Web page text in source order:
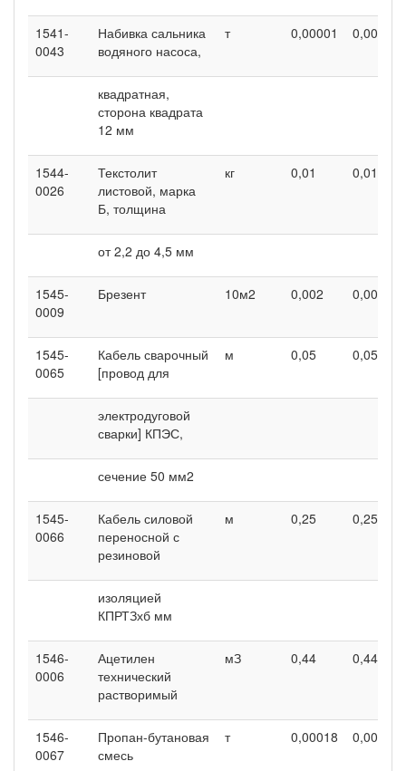
1541-
0043
Набивка сальника
водяного насоса,
т 0,00001 0,00001
квадратная,
сторона квадрата
12 мм
1544-
0026
Текстолит
листовой, марка
Б, толщина
кг 0,01 0,01
от 2,2 до 4,5 мм
1545-
0009
Брезент 10м2 0,002 0,002
1545-
0065
Кабель сварочный
[провод для
м 0,05 0,05
электродуговой
сварки] КПЭС,
сечение 50 мм2
1545-
0066
Кабель силовой
переносной с
резиновой
м 0,25 0,25
изоляцией
КПРТЗхб мм
1546-
0006
Ацетилен
технический
растворимый
мЗ 0,44 0,44
1546-
0067
Пропан-бутановая
смесь
т 0,00018 0,00018